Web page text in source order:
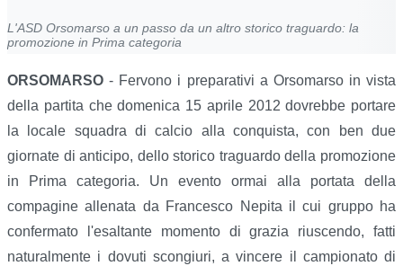
L'ASD Orsomarso a un passo da un altro storico traguardo: la
promozione in Prima categoria
ORSOMARSO - Fervono i preparativi a Orsomarso in vista
della partita che domenica 15 aprile 2012 dovrebbe portare
la locale squadra di calcio alla conquista, con ben due
giornate di anticipo, dello storico traguardo della promozione
in Prima categoria. Un evento ormai alla portata della
compagine allenata da Francesco Nepita il cui gruppo ha
confermato l'esaltante momento di grazia riuscendo, fatti
naturalmente i dovuti scongiuri, a vincere il campionato di